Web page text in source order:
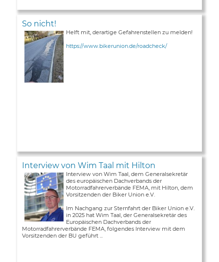
So nicht!
Helft mit, derartige Gefahrenstellen zu melden!
https://www.bikerunion.de/roadcheck/
Interview von Wim Taal mit Hilton
Interview von Wim Taal, dem Generalsekretär
des europäischen Dachverbands der
Motorradfahrerverbände FEMA, mit Hilton, dem
Vorsitzenden der Biker Union e.V.
Im Nachgang zur Sternfahrt der Biker Union e.V.
in 2025 hat Wim Taal, der Generalsekretär des
Europäischen Dachverbands der
Motorradfahrerverbände FEMA, folgendes Interview mit dem
Vorsitzenden der BU geführt ...